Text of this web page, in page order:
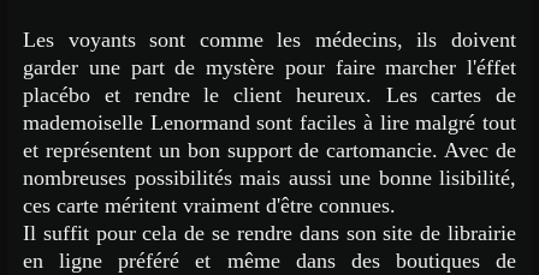
Les voyants sont comme les médecins, ils doivent
garder une part de mystère pour faire marcher l'éffet
placébo et rendre le client heureux. Les cartes de
mademoiselle Lenormand sont faciles à lire malgré tout
et représentent un bon support de cartomancie. Avec de
nombreuses possibilités mais aussi une bonne lisibilité,
ces carte méritent vraiment d'être connues.
Il suffit pour cela de se rendre dans son site de librairie
en ligne préféré et même dans des boutiques de